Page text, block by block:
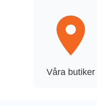
Våra butiker